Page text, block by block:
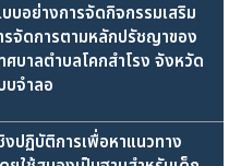
บอย่างการจัดกิจกรรมเสริม
รจัดการตามหลักปรัชญาของ
บาลตำบลโคกสำโรง จังหวัด
บจำลอ
ปฏิบัติการเพื่อหาแนวทาง